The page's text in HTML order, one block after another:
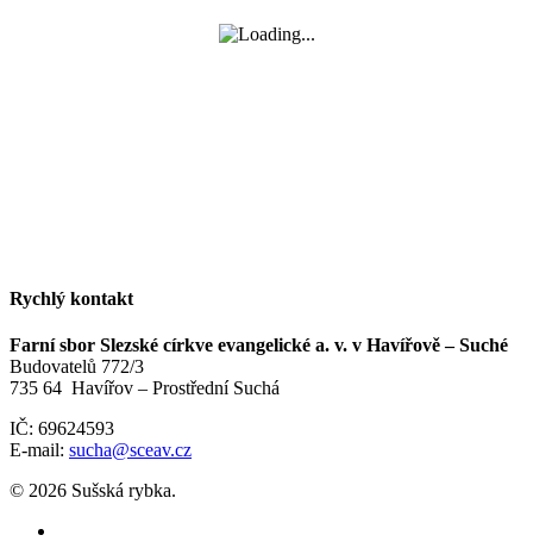
Rychlý kontakt
Farní sbor Slezské církve evangelické a. v. v Havířově – Suché
Budovatelů 772/3
735 64 Havířov – Prostřední Suchá
IČ: 69624593
E-mail: sucha@sceav.cz
© 2026 Sušská rybka.